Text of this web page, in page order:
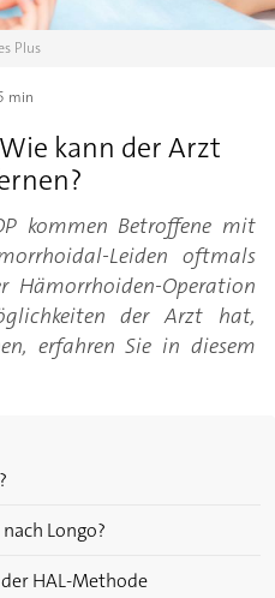
Plus
min
kann der Arzt
kommen Betroffene mit
Leiden oftmals
Operation
der Arzt hat,
erfahren Sie in diesem
Longo?
HAL-Methode